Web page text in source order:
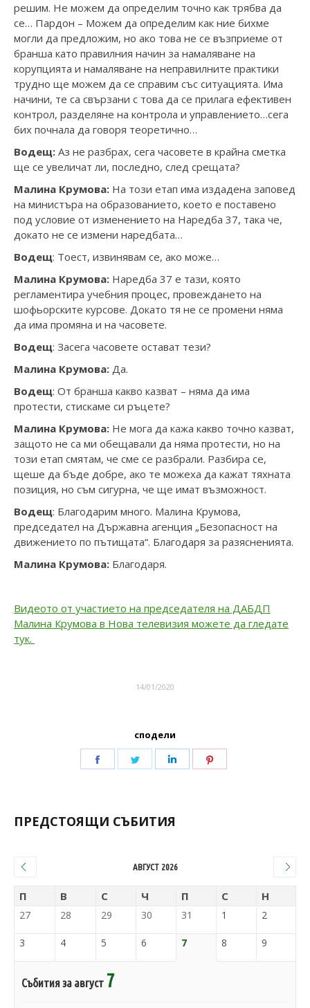
решим. Не можем да определим точно как трябва да
се… Пардон – Можем да определим как ние бихме
могли да предложим, но ако това не се възприеме от
бранша като правилния начин за намаляване на
корупцията и намаляване на неправилните практики
трудно ще можем да се справим със ситуацията. Има
начини, те са свързани с това да се прилага ефективен
контрол, разделяне на контрола и управлението…сега
бих почнала да говоря теоретично…
Водещ: Аз не разбрах, сега часовете в крайна сметка
ще се увеличат ли, последно, след срещата?
Малина Крумова: На този етап има издадена заповед
на министъра на образованието, което е поставено
под условие от изменението на Наредба 37, така че,
докато не се измени наредбата…
Водещ: Тоест, извинявам се, ако може…
Малина Крумова: Наредба 37 е тази, която
регламентира учебния процес, провеждането на
шофьорските курсове. Докато тя не се промени няма
да има промяна и на часовете.
Водещ: Засега часовете остават тези?
Малина Крумова: Да.
Водещ: От бранша какво казват – няма да има
протести, стискаме си ръцете?
Малина Крумова: Не мога да кажа какво точно казват,
защото не са ми обещавали да няма протести, но на
този етап смятам, че сме се разбрали. Разбира се,
щеше да бъде добре, ако те можеха да кажат тяхната
позиция, но съм сигурна, че ще имат възможност.
Водещ: Благодарим много. Малина Крумова,
председател на Държавна агенция „Безопасност на
движението по пътищата“. Благодаря за разясненията.
Малина Крумова: Благодаря.
Видеото от участието на председателя на ДАБДП
Малина Крумова в Нова телевизия можете да гледате
тук.
14/01/2020
сподели
ПРЕДСТОЯЩИ СЪБИТИЯ
АВГУСТ 2026
П В С Ч П С Н
27 28 29 30 31 1 2
3 4 5 6 7 8 9
Събития за август 7